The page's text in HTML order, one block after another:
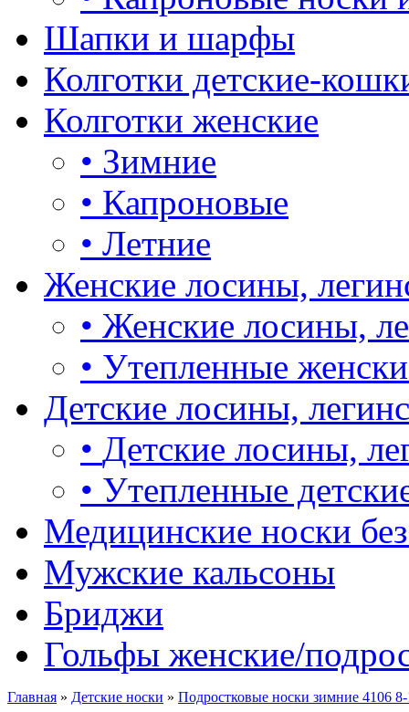
Шапки и шарфы
Колготки детские-
Колготки женские
• Зимние
• Капроновые
• Летние
Женские лосины,
• Женские лосины,
• Утепленные
Детские лосины,
• Детские лосины,
• Утепленные
Медицинские носки
Мужские кальсоны
Бриджи
Гольфы женские/
Главная » Детские носки » Подростковые носки зимние 4106 8-